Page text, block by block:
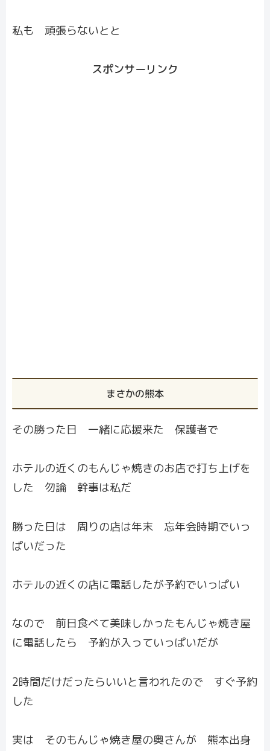
私も 頑張らないとと
スポンサーリンク
まさかの熊本
その勝った日 一緒に応援来た 保護者で
ホテルの近くのもんじゃ焼きのお店で打ち上げを
した 勿論 幹事は私だ
勝った日は 周りの店は年末 忘年会時期でいっ
ぱいだった
ホテルの近くの店に電話したが予約でいっぱい
なので 前日食べて美味しかったもんじゃ焼き屋
に電話したら 予約が入っていっぱいだが
2時間だけだったらいいと言われたので すぐ予約
した
実は そのもんじゃ焼き屋の奥さんが 熊本出身